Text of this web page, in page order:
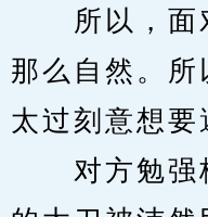
所以，面
那么自然。
太过刻意想要
对方勉强